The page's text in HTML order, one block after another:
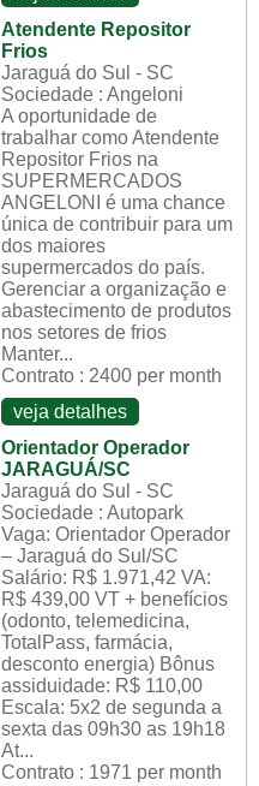
Atendente Repositor
Frios
Jaraguá do Sul - SC
Sociedade : Angeloni
A oportunidade de
trabalhar como Atendente
Repositor Frios na
SUPERMERCADOS
ANGELONI é uma chance
única de contribuir para um
dos maiores
supermercados do país.
Gerenciar a organização e
abastecimento de produtos
nos setores de frios
Manter...
Contrato : 2400 per month
veja detalhes
Orientador Operador
JARAGUÁ/SC
Jaraguá do Sul - SC
Sociedade : Autopark
Vaga: Orientador Operador
– Jaraguá do Sul/SC
Salário: R$ 1.971,42 VA:
R$ 439,00 VT + benefícios
(odonto, telemedicina,
TotalPass, farmácia,
desconto energia) Bônus
assiduidade: R$ 110,00
Escala: 5x2 de segunda a
sexta das 09h30 as 19h18
At...
Contrato : 1971 per month